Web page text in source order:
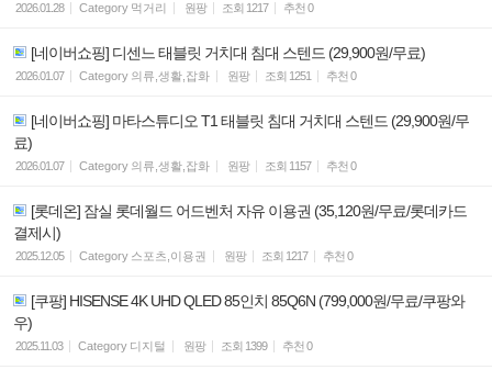
2026.01.28 Category 먹거리 원팡 조회 1217 추천 0
[네이버쇼핑] 디센느 태블릿 거치대 침대 스텐드 (29,900원/무료)
2026.01.07 Category 의류,생활,잡화 원팡 조회 1251 추천 0
[네이버쇼핑] 마타스튜디오 T1 태블릿 침대 거치대 스텐드 (29,900원/무
료)
2026.01.07 Category 의류,생활,잡화 원팡 조회 1157 추천 0
[롯데온] 잠실 롯데월드 어드벤처 자유 이용권 (35,120원/무료/롯데카드
결제시)
2025.12.05 Category 스포츠,이용권 원팡 조회 1217 추천 0
[쿠팡] HISENSE 4K UHD QLED 85인치 85Q6N (799,000원/무료/쿠팡와
우)
2025.11.03 Category 디지털 원팡 조회 1399 추천 0